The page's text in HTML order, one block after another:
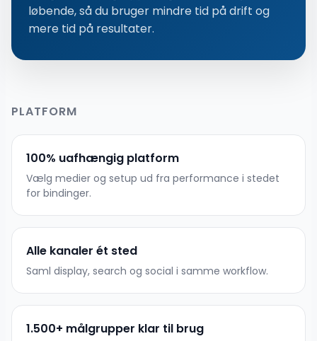
løbende, så du bruger mindre tid på drift og
mere tid på resultater.
PLATFORM
100% uafhængig platform
Vælg medier og setup ud fra performance i stedet
for bindinger.
Alle kanaler ét sted
Saml display, search og social i samme workflow.
1.500+ målgrupper klar til brug